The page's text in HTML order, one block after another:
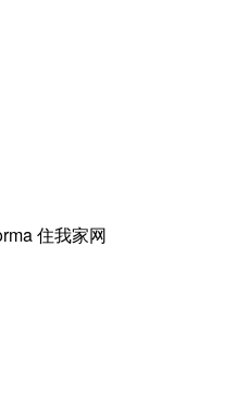
住我家网